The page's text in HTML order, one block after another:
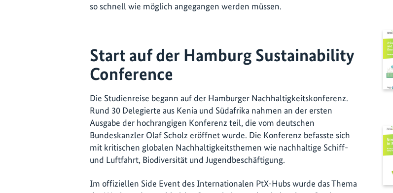
so schnell wie möglich angegangen werden müssen.
Start auf der Hamburg Sustainability
Conference
Die Studienreise begann auf der Hamburger Nachhaltigkeitskonferenz.
Rund 30 Delegierte aus Kenia und Südafrika nahmen an der ersten
Ausgabe der hochrangigen Konferenz teil, die vom deutschen
Bundeskanzler Olaf Scholz eröffnet wurde. Die Konferenz befasste sich
mit kritischen globalen Nachhaltigkeitsthemen wie nachhaltige Schiff-
und Luftfahrt, Biodiversität und Jugendbeschäftigung.
Im offiziellen Side Event des Internationalen PtX-Hubs wurde das Thema